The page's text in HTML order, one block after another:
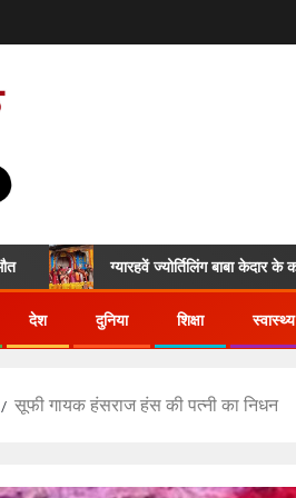
ग्यारहवें ज्योर्तिलिंग बाबा केदार के कपाट खुले
देश दुनिया शिक्षा स्वास्थ्य
सूफी गायक हंसराज हंस की पत्नी का निधन